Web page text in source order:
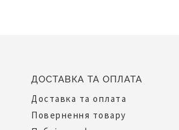
ДОСТАВКА ТА ОПЛАТА
Доставка та оплата
Повернення товару